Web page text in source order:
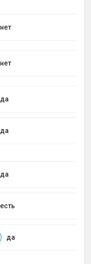
нет
нет
да
да
да
есть
да